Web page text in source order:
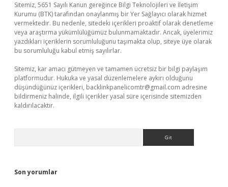
Sitemiz, 5651 Sayılı Kanun gereğince Bilgi Teknolojileri ve İletişim
Kurumu (BTK) tarafından onaylanmış bir Yer Sağlayıcı olarak hizmet
vermektedir. Bu nedenle, sitedeki içerikleri proaktif olarak denetleme
veya araştırma yükümlülüğümüz bulunmamaktadır. Ancak, üyelerimiz
yazdıkları içeriklerin sorumluluğunu taşımakta olup, siteye üye olarak
bu sorumluluğu kabul etmiş sayılırlar.
Sitemiz, kar amacı gütmeyen ve tamamen ücretsiz bir bilgi paylaşım
platformudur. Hukuka ve yasal düzenlemelere aykırı olduğunu
düşündüğünüz içerikleri, backlinkpanelicomtr@gmail.com adresine
bildirmeniz halinde, ilgili içerikler yasal süre içerisinde sitemizden
kaldırılacaktır.
Son yorumlar